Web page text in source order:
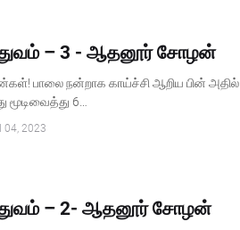
– 3 - ஆதனூர் சோழன்
பாலை நன்றாக காய்ச்சி ஆறிய பின் அதில்
மூடிவைத்து 6…
04, 2023
– 2- ஆதனூர் சோழன்